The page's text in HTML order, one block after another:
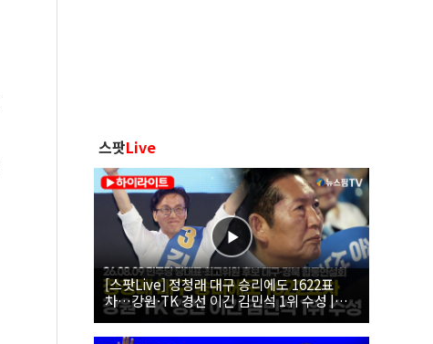
스팟Live
[스팟Live] 정청래 대구 승리에도 1622표
차…강원·TK 경선 이긴 김민석 1위 수성 |
26.08.09 더불어민주당 당대표·최고위원 후
보 대구·경북 합동연설회